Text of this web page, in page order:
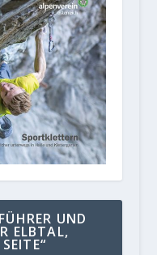
UND
ELBTAL,